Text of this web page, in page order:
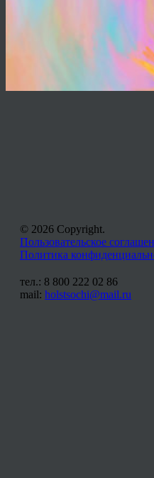
© 2026 Copyright.
Пользовательское
Политика
тел.: 8 800 222 02 86
mail: holstsochi@mail.ru